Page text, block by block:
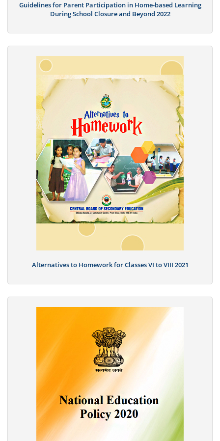
Guidelines for Parent Participation in Home-based Learning
During School Closure and Beyond 2022
Alternatives to Homework for Classes VI to VIII 2021